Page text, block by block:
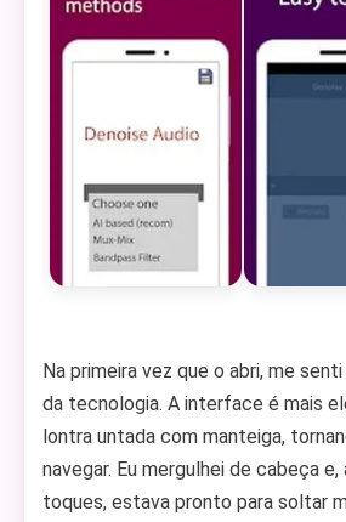
Na primeira vez que o abri, me
da tecnologia. A interface é mais
lontra untada com manteiga,
navegar. Eu mergulhei de cabeça e,
toques, estava pronto para soltar